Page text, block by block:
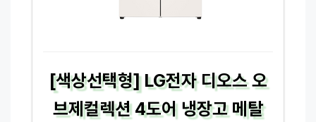
[색상선택형] LG전자 디오스 오
브제컬렉션 4도어 냉장고 메탈